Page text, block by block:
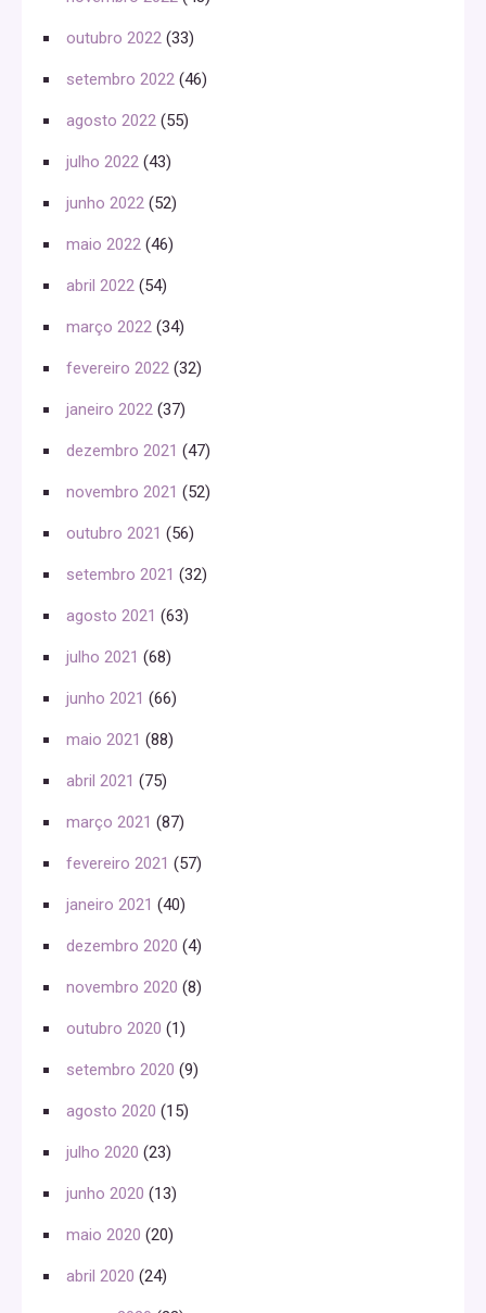
outubro 2022 (33)
setembro 2022 (46)
agosto 2022 (55)
julho 2022 (43)
junho 2022 (52)
maio 2022 (46)
abril 2022 (54)
março 2022 (34)
fevereiro 2022 (32)
janeiro 2022 (37)
dezembro 2021 (47)
novembro 2021 (52)
outubro 2021 (56)
setembro 2021 (32)
agosto 2021 (63)
julho 2021 (68)
junho 2021 (66)
maio 2021 (88)
abril 2021 (75)
março 2021 (87)
fevereiro 2021 (57)
janeiro 2021 (40)
dezembro 2020 (4)
novembro 2020 (8)
outubro 2020 (1)
setembro 2020 (9)
agosto 2020 (15)
julho 2020 (23)
junho 2020 (13)
maio 2020 (20)
abril 2020 (24)